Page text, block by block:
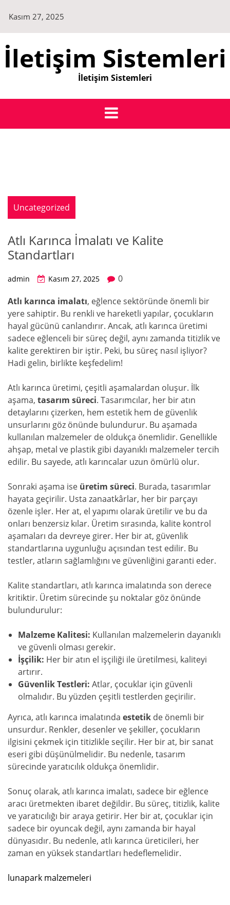
content
Kasım 27, 2025
İletişim Sistemleri
İletişim Sistemleri
Uncategorized
Atlı Karınca İmalatı ve Kalite
Standartları
admin Kasım 27, 2025
0
Atlı karınca imalatı, eğlence sektöründe önemli bir
yere sahiptir. Bu renkli ve hareketli yapılar, çocukların
hayal gücünü canlandırır. Ancak, atlı karınca üretimi
sadece eğlenceli bir süreç değil, aynı zamanda titizlik ve
kalite gerektiren bir iştir. Peki, bu süreç nasıl işliyor?
Hadi gelin, birlikte keşfedelim!
Atlı karınca üretimi, çeşitli aşamalardan oluşur. İlk
aşama, tasarım süreci. Tasarımcılar, her bir atın
detaylarını çizerken, hem estetik hem de güvenlik
unsurlarını göz önünde bulundurur. Bu aşamada
kullanılan malzemeler de oldukça önemlidir. Genellikle
ahşap, metal ve plastik gibi dayanıklı malzemeler tercih
edilir. Bu sayede, atlı karıncalar uzun ömürlü olur.
Sonraki aşama ise üretim süreci. Burada, tasarımlar
hayata geçirilir. Usta zanaatkârlar, her bir parçayı
özenle işler. Her at, el yapımı olarak üretilir ve bu da
onları benzersiz kılar. Üretim sırasında, kalite kontrol
aşamaları da devreye girer. Her bir at, güvenlik
standartlarına uygunluğu açısından test edilir. Bu
testler, atların sağlamlığını ve güvenliğini garanti eder.
Kalite standartları, atlı karınca imalatında son derece
kritiktir. Üretim sürecinde şu noktalar göz önünde
bulundurulur:
Malzeme Kalitesi: Kullanılan malzemelerin dayanıklı
ve güvenli olması gerekir.
İşçilik: Her bir atın el işçiliği ile üretilmesi, kaliteyi
artırır.
Güvenlik Testleri: Atlar, çocuklar için güvenli
olmalıdır. Bu yüzden çeşitli testlerden geçirilir.
Ayrıca, atlı karınca imalatında estetik de önemli bir
unsurdur. Renkler, desenler ve şekiller, çocukların
ilgisini çekmek için titizlikle seçilir. Her bir at, bir sanat
eseri gibi düşünülmelidir. Bu nedenle, tasarım
sürecinde yaratıcılık oldukça önemlidir.
Sonuç olarak, atlı karınca imalatı, sadece bir eğlence
aracı üretmekten ibaret değildir. Bu süreç, titizlik, kalite
ve yaratıcılığı bir araya getirir. Her bir at, çocuklar için
sadece bir oyuncak değil, aynı zamanda bir hayal
dünyasıdır. Bu nedenle, atlı karınca üreticileri, her
zaman en yüksek standartları hedeflemelidir.
lunapark malzemeleri